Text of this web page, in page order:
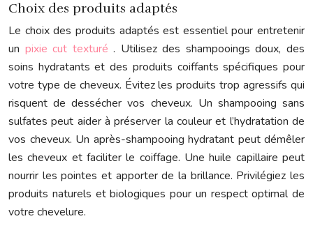
Choix des produits adaptés
Le choix des produits adaptés est essentiel pour entretenir
un pixie cut texturé. Utilisez des shampooings doux, des
soins hydratants et des produits coiffants spécifiques pour
votre type de cheveux. Évitez les produits trop agressifs qui
risquent de dessécher vos cheveux. Un shampooing sans
sulfates peut aider à préserver la couleur et l’hydratation de
vos cheveux. Un après-shampooing hydratant peut démêler
les cheveux et faciliter le coiffage. Une huile capillaire peut
nourrir les pointes et apporter de la brillance. Privilégiez les
produits naturels et biologiques pour un respect optimal de
votre chevelure.